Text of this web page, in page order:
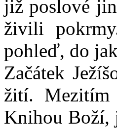
již poslové
živili
pohleď, do
Začátek
žití. Mezitím
Knihou Boží,